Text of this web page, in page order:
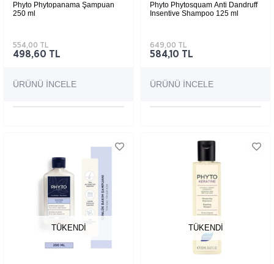
Phyto Phytopanama Şampuan
250 ml
498,60 TL
554,00 TL
ÜRÜNÜ İNCELE
Phyto Phytosquam Anti Dandruff
Insentive Shampoo 125 ml
584,10 TL
649,00 TL
ÜRÜNÜ İNCELE
TÜKENDI TÜKENDI